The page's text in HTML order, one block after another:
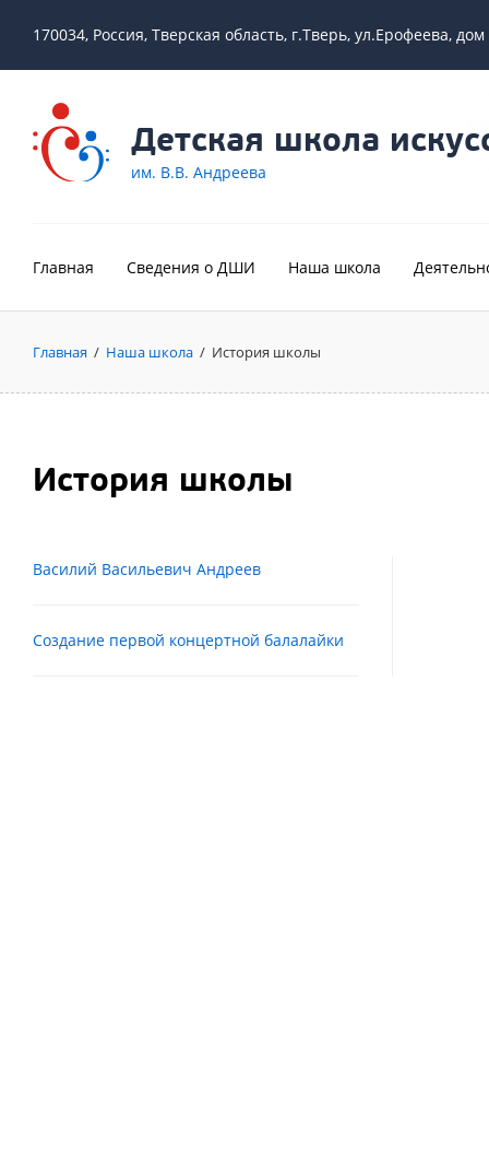
170034, Россия, Тверская область, г.Тверь, ул.Ерофеева,
Детская школа
им. В.В. Андреева
Главная Сведения о ДШИ Наша школа
Главная / Наша школа / История школы
История школы
Василий Васильевич Андреев
Создание первой концертной балалайки